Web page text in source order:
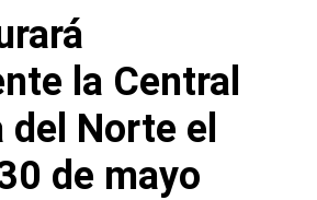
la Central
Norte el
de mayo